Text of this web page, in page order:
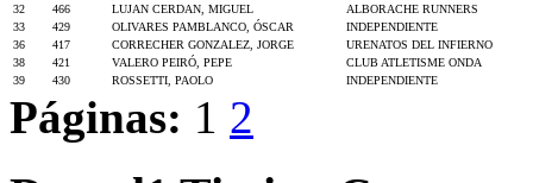
32
466 LUJAN CERDAN, MIGUEL
ALBORACHE RUNNERS
33
429 OLIVARES PAMBLANCO, ÓSCAR
INDEPENDIENTE
36
417 CORRECHER GONZALEZ, JORGE
URENATOS DEL INFIERNO
38
421 VALERO PEIRÓ, PEPE
CLUB ATLETISME ONDA
39
430 ROSSETTI, PAOLO INDEPENDIENTE
Páginas: 1 2